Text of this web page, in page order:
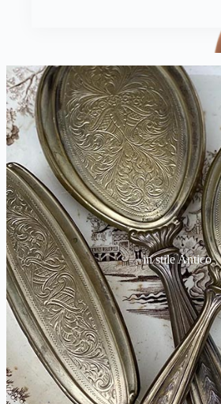
in stile Antico